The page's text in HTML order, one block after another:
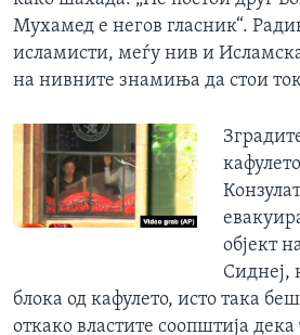
Мухамед е негов гласник“.
исламисти, меѓу нив и
на нивните знамиња да стои
објект
Сиднеј,
блока од кафулето, исто така
откако властите соопштија